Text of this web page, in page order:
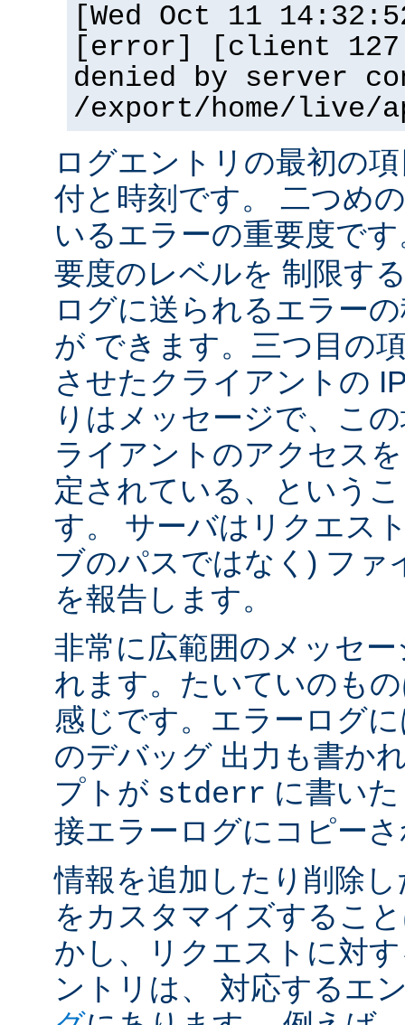
[Wed Oct 11
[error] [client
denied by server
/export/home/live/
ログエントリの最初の
付と時刻です。 二つめ
いるエラーの重要度で
要度のレベルを 制限す
ログに送られるエラー
が できます。三つ目の
させたクライアントの
りはメッセージで、こ
ライアントのアクセス
定されている、という
す。 サーバはリクエス
ブのパスではなく) ファ
を報告します。
非常に広範囲のメッセ
れます。たいていのも
感じです。エラーログ
のデバッグ 出力も書か
プトが stderr に書い
接エラーログにコピー
情報を追加したり削除
をカスタマイズするこ
かし、リクエストに対
ントリは、 対応するエ